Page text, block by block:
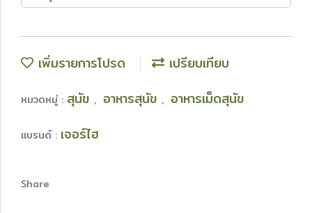
เพิ่มรายการโปรด เปรียบเทียบ
หมวดหมู่ : สุนัข , อาหารสุนัข , อาหารเม็ดสุนัข
แบรนด์ : เจอร์ไฮ
Share